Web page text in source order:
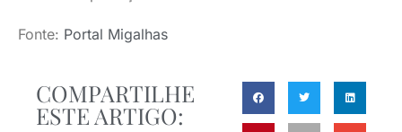
Fonte: Portal Migalhas
COMPARTILHE
ESTE ARTIGO: